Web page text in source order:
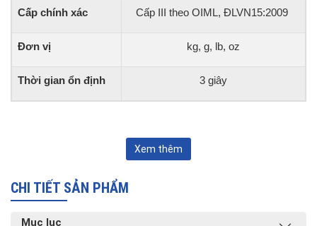
CHI TIẾT SẢN PHẨM
Mục lục
Cấp chính xác Cấp III theo OIML, ĐLVN15:2009
Đơn vị kg, g, lb, oz
Thời gian ổn định 3 giây
Xem thêm